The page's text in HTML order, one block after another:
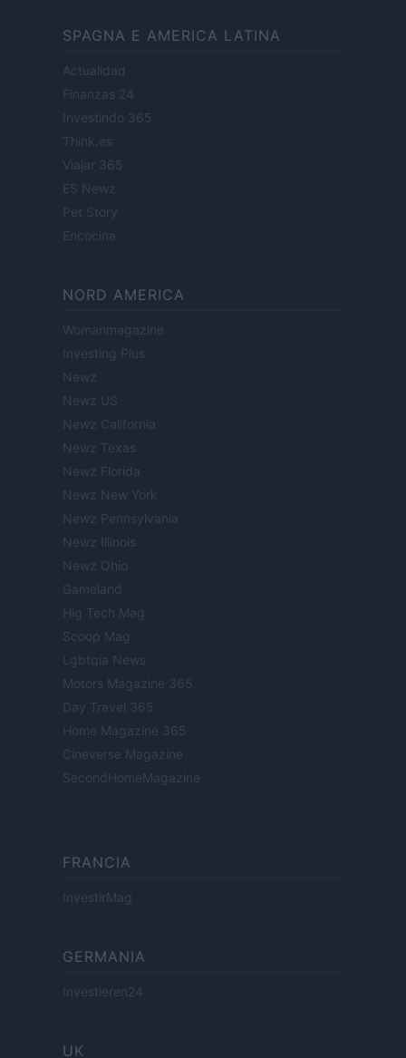
SPAGNA E AMERICA LATINA
Actualidad
Finanzas 24
Investindo 365
Think.es
Viajar 365
ES Newz
Pet Story
Encocina
NORD AMERICA
Womanmagazine
Investing Plus
Newz
Newz US
Newz California
Newz Texas
Newz Florida
Newz New York
Newz Pennsylvania
Newz Illinois
Newz Ohio
Gameland
Hig Tech Mag
Scoop Mag
Lgbtqia News
Motors Magazine 365
Day Travel 365
Home Magazine 365
Cineverse Magazine
SecondHomeMagazine
FRANCIA
InvestirMag
GERMANIA
Investieren24
UK